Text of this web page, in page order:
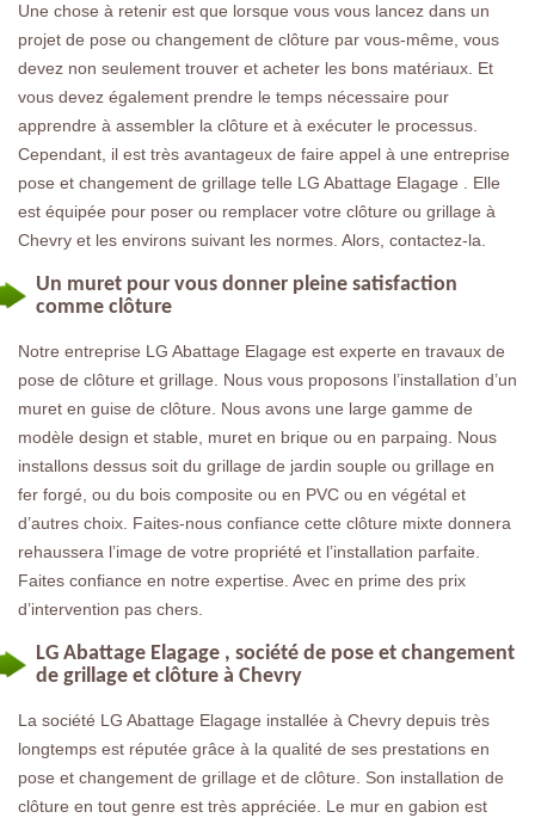
Une chose à retenir est que lorsque vous vous lancez dans un
projet de pose ou changement de clôture par vous-même, vous
devez non seulement trouver et acheter les bons matériaux. Et
vous devez également prendre le temps nécessaire pour
apprendre à assembler la clôture et à exécuter le processus.
Cependant, il est très avantageux de faire appel à une entreprise
pose et changement de grillage telle LG Abattage Elagage . Elle
est équipée pour poser ou remplacer votre clôture ou grillage à
Chevry et les environs suivant les normes. Alors, contactez-la.
Un muret pour vous donner pleine satisfaction
comme clôture
Notre entreprise LG Abattage Elagage est experte en travaux de
pose de clôture et grillage. Nous vous proposons l’installation d’un
muret en guise de clôture. Nous avons une large gamme de
modèle design et stable, muret en brique ou en parpaing. Nous
installons dessus soit du grillage de jardin souple ou grillage en
fer forgé, ou du bois composite ou en PVC ou en végétal et
d’autres choix. Faites-nous confiance cette clôture mixte donnera
rehaussera l’image de votre propriété et l’installation parfaite.
Faites confiance en notre expertise. Avec en prime des prix
d’intervention pas chers.
LG Abattage Elagage , société de pose et changement
de grillage et clôture à Chevry
La société LG Abattage Elagage installée à Chevry depuis très
longtemps est réputée grâce à la qualité de ses prestations en
pose et changement de grillage et de clôture. Son installation de
clôture en tout genre est très appréciée. Le mur en gabion est